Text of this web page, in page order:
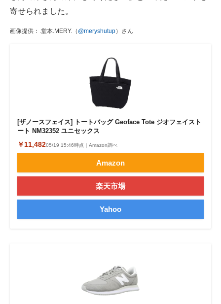
寄せられました。
画像提供：.堂本.MERY.（ @meryshutup）さん
[ザノースフェイス] トートバッグ Geoface Tote ジオフェイスト
ート NM32352 ユニセックス
￥11,48205/19 15:46時点｜Amazon調べ
Amazon
楽天市場
Yahoo